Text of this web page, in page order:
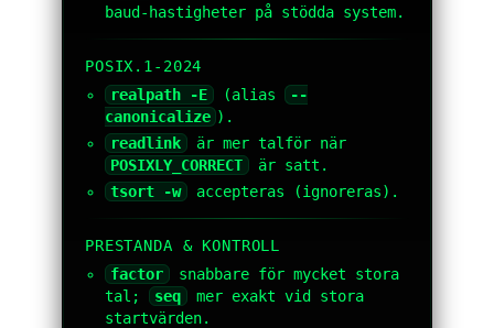
baud-hastigheter på stödda system.
POSIX.1-2024
realpath -E (alias
--
canonicalize ).
readlink är mer talför när
POSIXLY_CORRECT är satt.
tsort -w accepteras (ignoreras).
PRESTANDA & KONTROLL
factor snabbare för mycket stora
tal;
seq mer exakt vid stora
startvärden.